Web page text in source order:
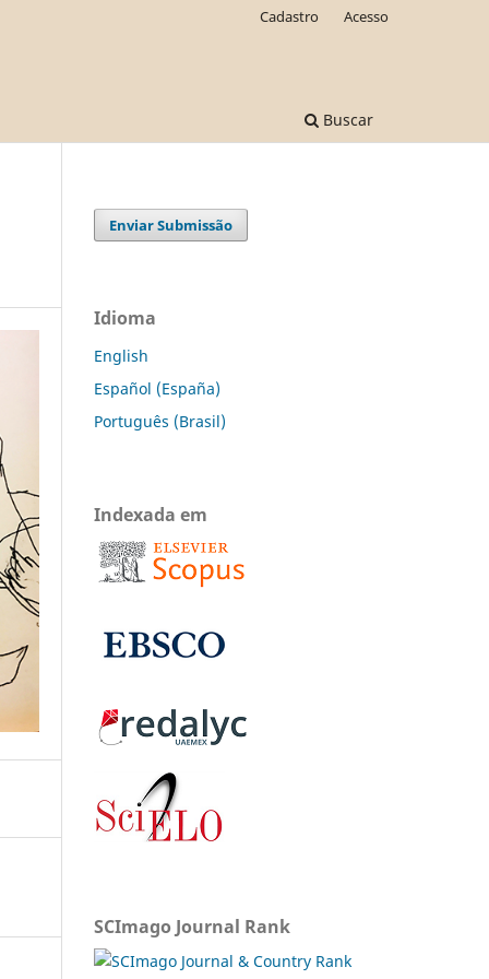
Buscar
Cadastro Acesso
Enviar Submissão
Idioma
English
Español (España)
Português (Brasil)
Indexada em
SCImago Journal Rank